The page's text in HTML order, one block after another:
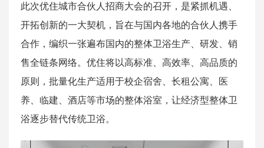
此次优住城市合伙人招商大会的召开，是紧抓机遇、
开拓创新的一大契机，旨在与国内各地的合伙人携手
合作，编织一张遍布国内的整体卫浴生产、研发、销
售全链条网络。优住将以高标准、高效率、高品质的
原则，批量化生产适用于校企宿舍、长租公寓、医
养、临建、酒店等市场的整体浴室，让经济型整体卫
浴逐步替代传统卫浴。